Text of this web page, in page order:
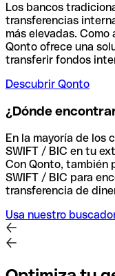
Los bancos
transferencias
más elevadas.
Qonto ofrece una
transferir fondos
Descubrir Qonto
¿Dónde
En la mayoría de los
SWIFT / BIC en tu
Con Qonto, también
SWIFT / BIC para
transferencia de
Usa nuestro